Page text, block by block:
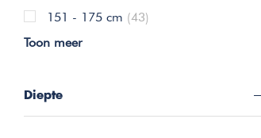
151 - 175 cm (43)
Toon meer
Diepte